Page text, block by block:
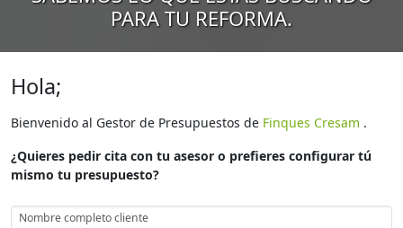
PARA TU REFORMA.
Hola;
Bienvenido al Gestor de Presupuestos de Finques Cresam .
¿Quieres pedir cita con tu asesor o prefieres configurar tú
mismo tu presupuesto?